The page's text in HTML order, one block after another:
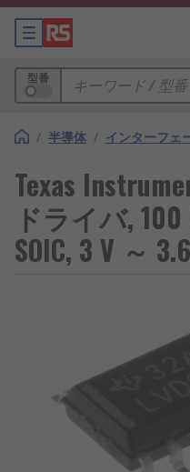
型番
/ 半導体 / インターフェ
Texas
ドライバ,
SOIC, 3 V ～